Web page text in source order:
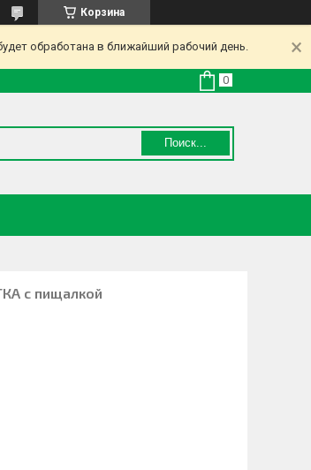
Корзина
обработана в ближайший рабочий день.
Поиск...
с пищалкой